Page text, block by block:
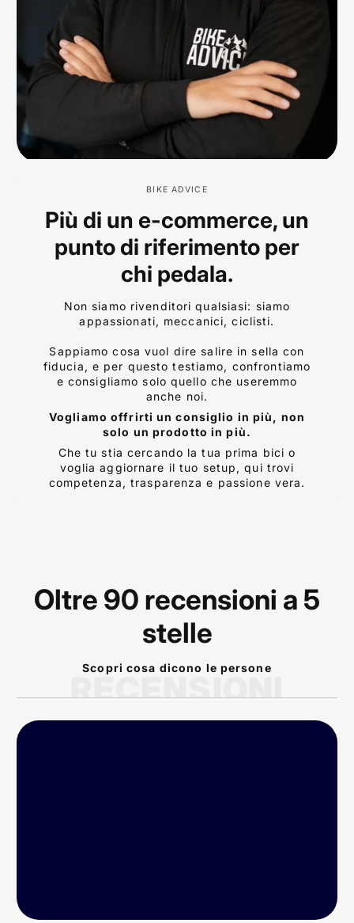
BIKE ADVICE
Più di un e-commerce, un
punto di riferimento per
chi pedala.
Non siamo rivenditori qualsiasi: siamo
appassionati, meccanici, ciclisti.
Sappiamo cosa vuol dire salire in sella con
fiducia, e per questo testiamo, confrontiamo
e consigliamo solo quello che useremmo
anche noi.
Vogliamo offrirti un consiglio in più, non
solo un prodotto in più.
Che tu stia cercando la tua prima bici o
voglia aggiornare il tuo setup, qui trovi
competenza, trasparenza e passione vera.
Oltre 90 recensioni a 5
stelle
Scopri cosa dicono le persone
RECENSIONI